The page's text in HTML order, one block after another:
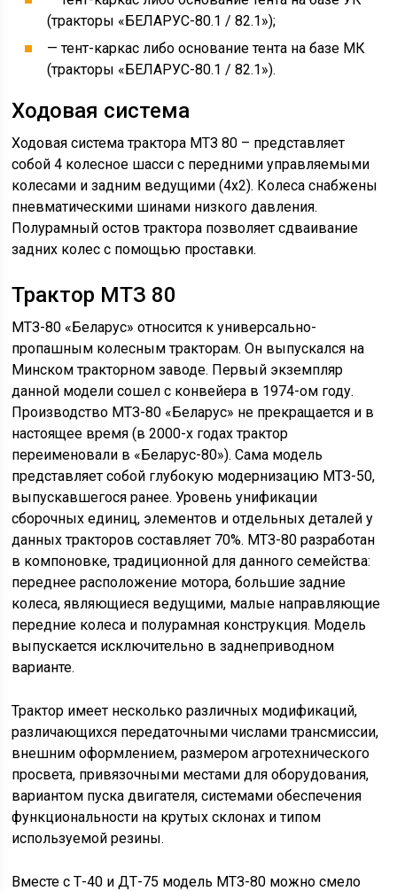
(тракторы «БЕЛАРУС-80.1 / 82.1»);
— тент-каркас либо основание тента на базе МК
(тракторы «БЕЛАРУС-80.1 / 82.1»).
Ходовая система
Ходовая система трактора МТЗ 80 – представляет
собой 4 колесное шасси с передними управляемыми
колесами и задним ведущими (4х2). Колеса снабжены
пневматическими шинами низкого давления.
Полурамный остов трактора позволяет сдваивание
задних колес с помощью проставки.
Трактор МТЗ 80
МТЗ-80 «Беларус» относится к универсально-
пропашным колесным тракторам. Он выпускался на
Минском тракторном заводе. Первый экземпляр
данной модели сошел с конвейера в 1974-ом году.
Производство МТЗ-80 «Беларус» не прекращается и в
настоящее время (в 2000-х годах трактор
переименовали в «Беларус-80»). Сама модель
представляет собой глубокую модернизацию МТЗ-50,
выпускавшегося ранее. Уровень унификации
сборочных единиц, элементов и отдельных деталей у
данных тракторов составляет 70%. МТЗ-80 разработан
в компоновке, традиционной для данного семейства:
переднее расположение мотора, большие задние
колеса, являющиеся ведущими, малые направляющие
передние колеса и полурамная конструкция. Модель
выпускается исключительно в заднеприводном
варианте.
Трактор имеет несколько различных модификаций,
различающихся передаточными числами трансмиссии,
внешним оформлением, размером агротехнического
просвета, привязочными местами для оборудования,
вариантом пуска двигателя, системами обеспечения
функциональности на крутых склонах и типом
используемой резины.
Вместе с Т-40 и ДТ-75 модель МТЗ-80 можно смело